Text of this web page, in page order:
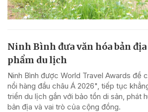
Ninh Bình đưa văn hóa bản địa
phẩm du lịch
Ninh Bình được World Travel Awards đề
nổi hàng đầu châu Á 2026", tiếp tục
triển du lịch gắn với bảo tồn di sản, phát
bản địa và vai trò của cộng đồng.